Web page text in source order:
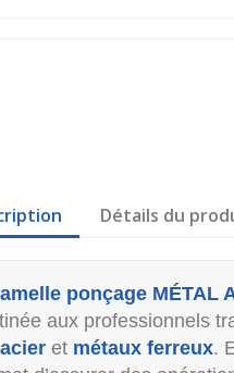
Détails du
lamelle ponçage MÉTAL
aux professionnels
acier et métaux ferreux.